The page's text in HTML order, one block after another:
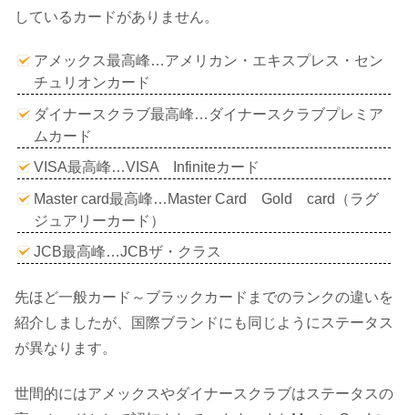
しているカードがありません。
アメックス最高峰…アメリカン・エキスプレス・セン
チュリオンカード
ダイナースクラブ最高峰…ダイナースクラブプレミア
ムカード
VISA最高峰…VISA Infiniteカード
Master card最高峰…Master Card Gold card（ラグ
ジュアリーカード）
JCB最高峰…JCBザ・クラス
先ほど一般カード～ブラックカードまでのランクの違いを
紹介しましたが、国際ブランドにも同じようにステータス
が異なります。
世間的にはアメックスやダイナースクラブはステータスの